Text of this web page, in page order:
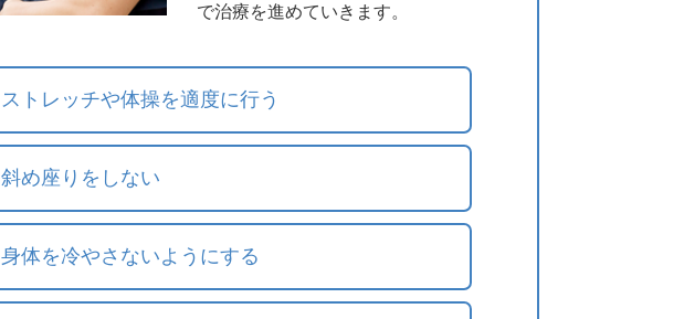
で治療を進めていきます。
ストレッチや体操を適度に行う
斜め座りをしない
身体を冷やさないようにする